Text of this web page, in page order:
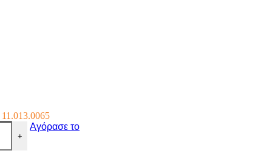
11.013.0065
+
Αγόρασε το